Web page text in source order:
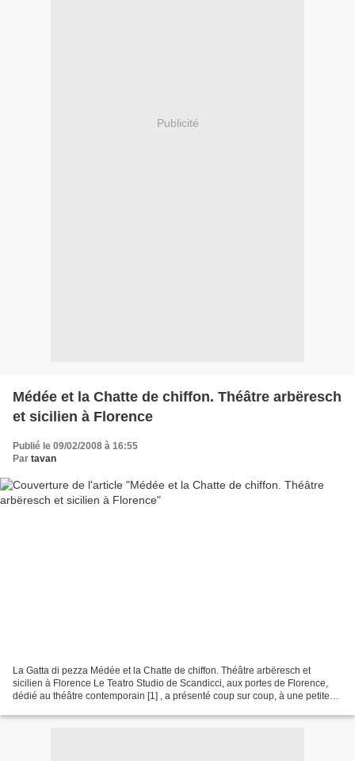
Publicité
Médée et la Chatte de chiffon. Théâtre arbëresch
et sicilien à Florence
Publié le 09/02/2008 à 16:55
Par tavan
La Gatta di pezza Médée et la Chatte de chiffon. Théâtre arbëresch et
sicilien à Florence Le Teatro Studio de Scandicci, aux portes de Florence,
dédié au théâtre contemporain [1] , a présenté coup sur coup, à une petite